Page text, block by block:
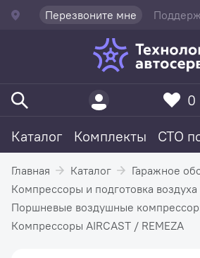
Перезвоните мне
Каталог Комплекты СТО
0
Главная Каталог
Гаражное
Компрессоры и подготовка воздуха
Поршневые воздушные
Компрессоры AIRCAST / REMEZA